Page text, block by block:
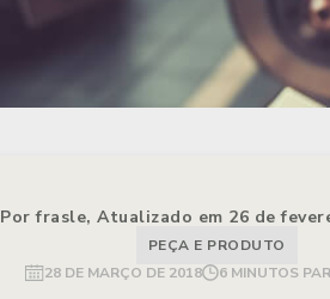
Por frasle, Atualizado em 26 de
PEÇA E PRODUTO
28 DE MARÇO DE 2018
6 MINUTOS